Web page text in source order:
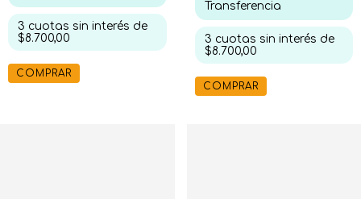
3 cuotas sin interés de
$8.700,00
COMPRAR
Transferencia
3 cuotas sin interés de
$8.700,00
COMPRAR